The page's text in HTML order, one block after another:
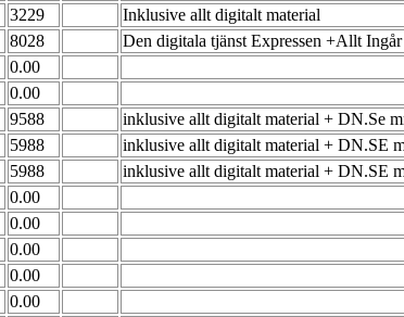
3229 Inklusive allt digitalt material
8028 Den digitala tjänst Expressen +Allt Ingår
0.00
0.00
9588 inklusive allt digitalt material + DN.Se
5988 inklusive allt digitalt material + DN.SE
5988 inklusive allt digitalt material + DN.SE
0.00
0.00
0.00
0.00
0.00